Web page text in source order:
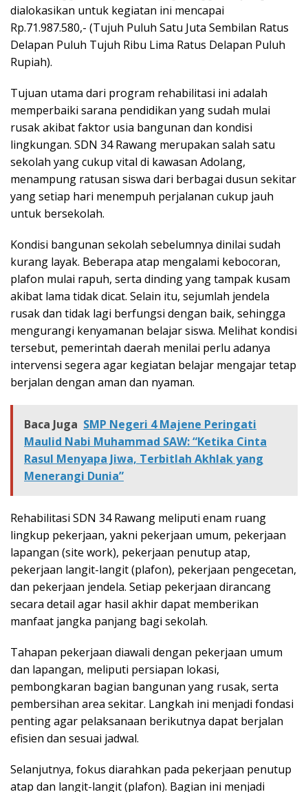
dialokasikan untuk kegiatan ini mencapai
Rp.71.987.580,- (Tujuh Puluh Satu Juta Sembilan Ratus
Delapan Puluh Tujuh Ribu Lima Ratus Delapan Puluh
Rupiah).
Tujuan utama dari program rehabilitasi ini adalah
memperbaiki sarana pendidikan yang sudah mulai
rusak akibat faktor usia bangunan dan kondisi
lingkungan. SDN 34 Rawang merupakan salah satu
sekolah yang cukup vital di kawasan Adolang,
menampung ratusan siswa dari berbagai dusun sekitar
yang setiap hari menempuh perjalanan cukup jauh
untuk bersekolah.
Kondisi bangunan sekolah sebelumnya dinilai sudah
kurang layak. Beberapa atap mengalami kebocoran,
plafon mulai rapuh, serta dinding yang tampak kusam
akibat lama tidak dicat. Selain itu, sejumlah jendela
rusak dan tidak lagi berfungsi dengan baik, sehingga
mengurangi kenyamanan belajar siswa. Melihat kondisi
tersebut, pemerintah daerah menilai perlu adanya
intervensi segera agar kegiatan belajar mengajar tetap
berjalan dengan aman dan nyaman.
Baca Juga SMP Negeri 4 Majene Peringati
Maulid Nabi Muhammad SAW: “Ketika Cinta
Rasul Menyapa Jiwa, Terbitlah Akhlak yang
Menerangi Dunia”
Rehabilitasi SDN 34 Rawang meliputi enam ruang
lingkup pekerjaan, yakni pekerjaan umum, pekerjaan
lapangan (site work), pekerjaan penutup atap,
pekerjaan langit-langit (plafon), pekerjaan pengecetan,
dan pekerjaan jendela. Setiap pekerjaan dirancang
secara detail agar hasil akhir dapat memberikan
manfaat jangka panjang bagi sekolah.
Tahapan pekerjaan diawali dengan pekerjaan umum
dan lapangan, meliputi persiapan lokasi,
pembongkaran bagian bangunan yang rusak, serta
pembersihan area sekitar. Langkah ini menjadi fondasi
penting agar pelaksanaan berikutnya dapat berjalan
efisien dan sesuai jadwal.
Selanjutnya, fokus diarahkan pada pekerjaan penutup
atap dan langit-langit (plafon). Bagian ini menjadi